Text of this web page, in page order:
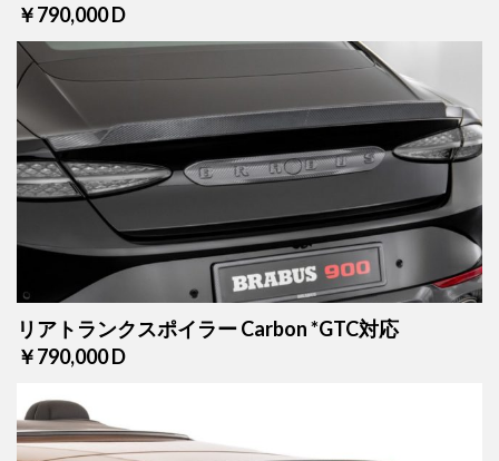
￥790,000 D
リアトランクスポイラー Carbon *GTC対応
￥790,000 D